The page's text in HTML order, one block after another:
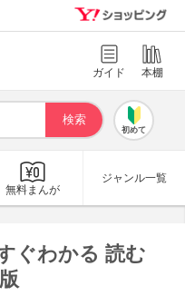
ガイド 本棚
初めて
無料まんが
ジャンル一覧
ぐわかる 読む